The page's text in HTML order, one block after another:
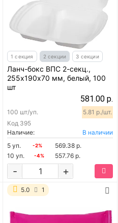
1 секция 2 секции 3 секции
Ланч-бокс ВПС 2-секц.,
255х190х70 мм, белый, 100
шт
581.00 р.
Код 395
100 шт/уп. 5.81 р./шт.
Наличие:
В наличии
5 уп.
-2%
569.38 р.
10 уп.
-4% 557.76 р.
+
-
5.0 1